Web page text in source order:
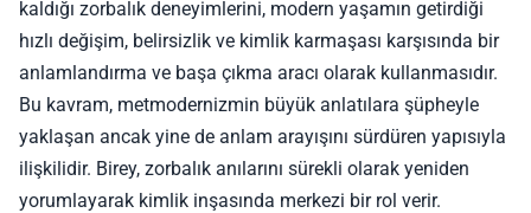
kaldığı zorbalık deneyimlerini, modern yaşamın getirdiği
hızlı değişim, belirsizlik ve kimlik karmaşası karşısında bir
anlamlandırma ve başa çıkma aracı olarak kullanmasıdır.
Bu kavram, metmodernizmin büyük anlatılara şüpheyle
yaklaşan ancak yine de anlam arayışını sürdüren yapısıyla
ilişkilidir. Birey, zorbalık anılarını sürekli olarak yeniden
yorumlayarak kimlik inşasında merkezi bir rol verir.